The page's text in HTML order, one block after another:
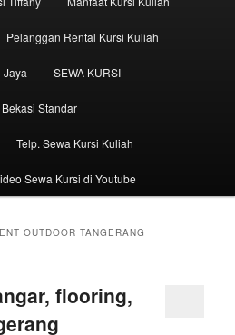
Pelanggan Rental Kursi Kuliah
Jaya SEWA KURSI
Standar
Telp. Sewa Kursi Kuliah
Sewa Kursi di Youtube
OUTDOOR TANGERANG
flooring,